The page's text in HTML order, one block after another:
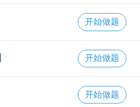
开始做题
开始做题
开始做题